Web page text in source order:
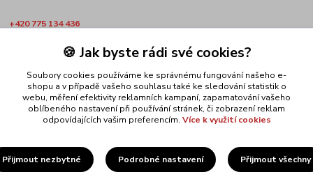
+420 775 134 436
obchod@rockuj.cz
Upravit sběr cookies.
🍪 Jak byste rádi své cookies?
Soubory cookies používáme ke správnému fungování našeho e-
shopu a v případě vašeho souhlasu také ke sledování statistik o
webu, měření efektivity reklamních kampaní, zapamatování vašeho
oblíbeného nastavení při používání stránek, či zobrazení reklam
odpovídajících vašim preferencím. Více k využití cookies
Přijmout nezbytné Podrobné nastavení Přijmout všechny